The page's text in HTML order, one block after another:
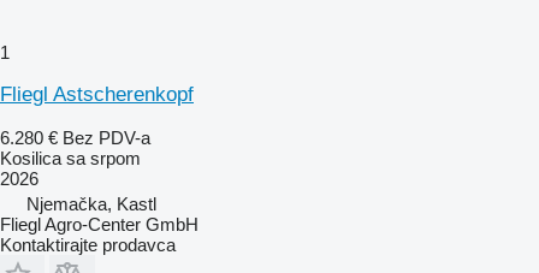
1
Fliegl Astscherenkopf
6.280 € Bez PDV-a
Kosilica sa srpom
2026
Njemačka, Kastl
Fliegl Agro-Center GmbH
Kontaktirajte prodavca